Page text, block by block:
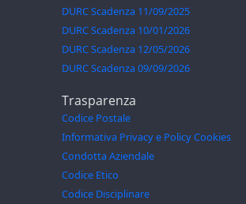
DURC Scadenza 11/09/2025
DURC Scadenza 10/01/2026
DURC Scadenza 12/05/2026
DURC Scadenza 09/09/2026
Trasparenza
Codice Postale
Informativa Privacy e Policy Cookies
Condotta Aziendale
Codice Etico
Codice Disciplinare